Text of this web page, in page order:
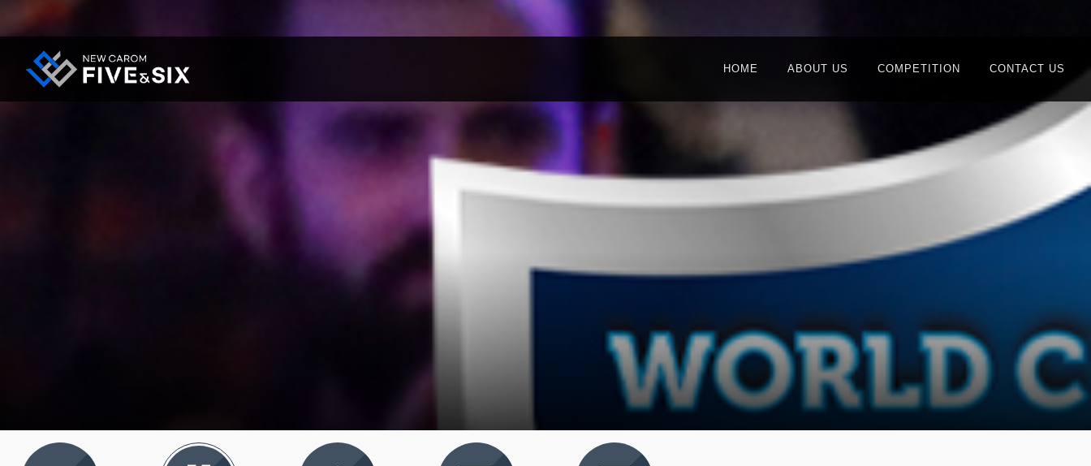
HOME ABOUT US COMPETITION CONTACT US